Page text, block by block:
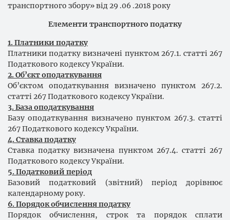
транспортного збору» від 29 .06 .2018 року
Елементи транспортного податку
1. Платники податку
Платники податку визначені пунктом 267.1. статті 267
Податкового кодексу України.
2. Об’єкт оподаткування
Об’єктом оподаткування визначено пунктом 267.2.
статті 267 Податкового кодексу України.
3. База оподаткування
Базу оподаткування визначено пунктом 267.3. статті
267 Податкового кодексу України.
4. Ставка податку
Ставка податку визначена пунктом 267.4. статті 267
Податкового кодексу України.
5. Податковий період
Базовий податковий (звітний) період дорівнює
календарному року.
6. Порядок обчислення податку
Порядок обчислення, строк та порядок сплати